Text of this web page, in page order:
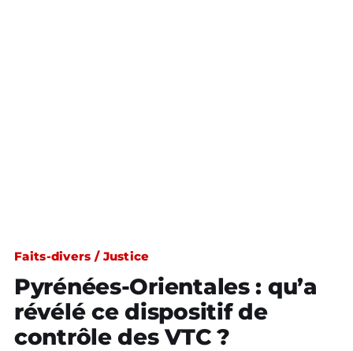
Faits-divers / Justice
Pyrénées-Orientales : qu’a
révélé ce dispositif de
contrôle des VTC ?